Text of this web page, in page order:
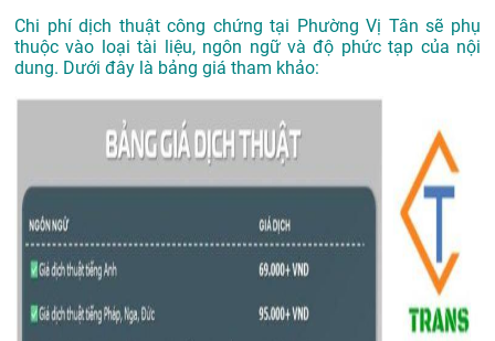
Chi phí dịch thuật công chứng tại Phường Vị Tân sẽ phụ
thuộc vào loại tài liệu, ngôn ngữ và độ phức tạp của nội
dung. Dưới đây là bảng giá tham khảo: